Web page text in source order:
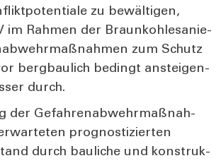
zu bewäl­ti­gen,
im Rah­men der Braun­koh­le­sa­nie­
zum Schutz
berg­bau­lich bedingt anstei­gen­
durch.
der Gefah­ren­ab­wehr­maß­nah­
pro­gnos­ti­zier­ten
durch bau­li­che und kon­struk­